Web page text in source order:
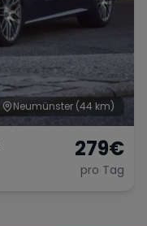
Aston Martin
Maserati
Neumünster (44 km)
279€
pro Tag